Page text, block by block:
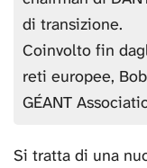
di transizione.
Coinvolto fin
reti europee,
GÉANT
Si tratta di una